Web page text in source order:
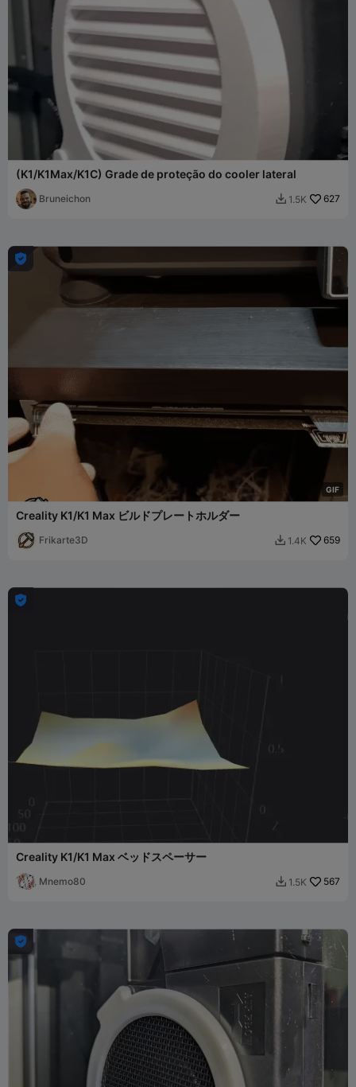
(K1/K1Max/K1C) Grade de proteção do cooler lateral
Bruneichon  1.5K 627
GIF

Creality K1/K1 Max ビルドプレートホルダー
Frikarte3D  1.4K 659

Creality K1/K1 Max ベッドスペーサー
Mnemo80  1.5K 567
